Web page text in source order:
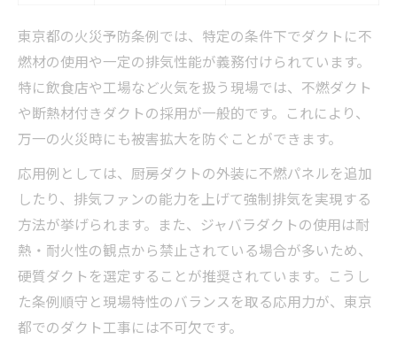
東京都の火災予防条例では、特定の条件下でダクトに不
燃材の使用や一定の排気性能が義務付けられています。
特に飲食店や工場など火気を扱う現場では、不燃ダクト
や断熱材付きダクトの採用が一般的です。これにより、
万一の火災時にも被害拡大を防ぐことができます。
応用例としては、厨房ダクトの外装に不燃パネルを追加
したり、排気ファンの能力を上げて強制排気を実現する
方法が挙げられます。また、ジャバラダクトの使用は耐
熱・耐火性の観点から禁止されている場合が多いため、
硬質ダクトを選定することが推奨されています。こうし
た条例順守と現場特性のバランスを取る応用力が、東京
都でのダクト工事には不可欠です。